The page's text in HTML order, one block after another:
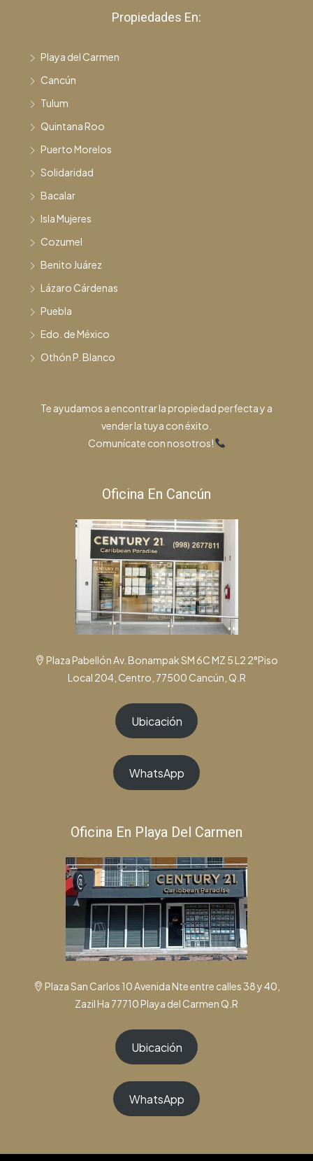
Propiedades En:
Playa del Carmen
Cancún
Tulum
Quintana Roo
Puerto Morelos
Solidaridad
Bacalar
Isla Mujeres
Cozumel
Benito Juárez
Lázaro Cárdenas
Puebla
Edo. de México
Othón P. Blanco
Te ayudamos a encontrar la propiedad perfecta y a
vender la tuya con éxito.
Comunícate con nosotros!
Oficina En Cancún
Plaza Pabellón Av. Bonampak SM 6C MZ 5 L2 2°Piso
Local 204, Centro, 77500 Cancún, Q.R
Ubicación
WhatsApp
Oficina En Playa Del Carmen
Plaza San Carlos 10 Avenida Nte entre calles 38 y 40,
Zazil Ha 77710 Playa del Carmen Q.R
Ubicación
WhatsApp